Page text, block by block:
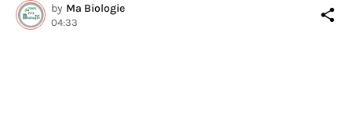
by Ma Biologie
04:33